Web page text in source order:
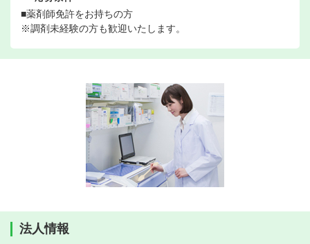
■薬剤師免許をお持ちの方
※調剤未経験の方も歓迎いたします。
法人情報